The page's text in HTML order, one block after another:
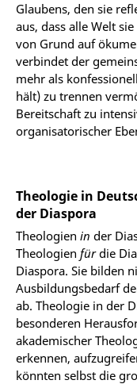
Glaubens, den sie
aus, dass alle Welt
von Grund auf
verbindet der
mehr als
hält) zu trennen
Bereitschaft zu
organisatorischer
Theologie in
der Diaspora
Theologien in der
Theologien fürdie
Diaspora. Sie bilden
Ausbildungsbedarf
ab. Theologie in der
besonderen
akademischer
erkennen,
könnten selbst die